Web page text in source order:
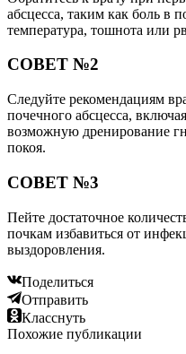
абсцесса, таким как боль в
температура, тошнота или
СОВЕТ №2
Следуйте рекомендациям
почечного абсцесса,
возможную дренирование
покоя.
СОВЕТ №3
Пейте достаточное
почкам избавиться от
выздоровления.
Поделиться
Отправить
Класснуть
Похожие публикации